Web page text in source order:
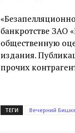
банкротстве ЗАО
общественную
издания.
прочих
ТЕГИ Вечерний